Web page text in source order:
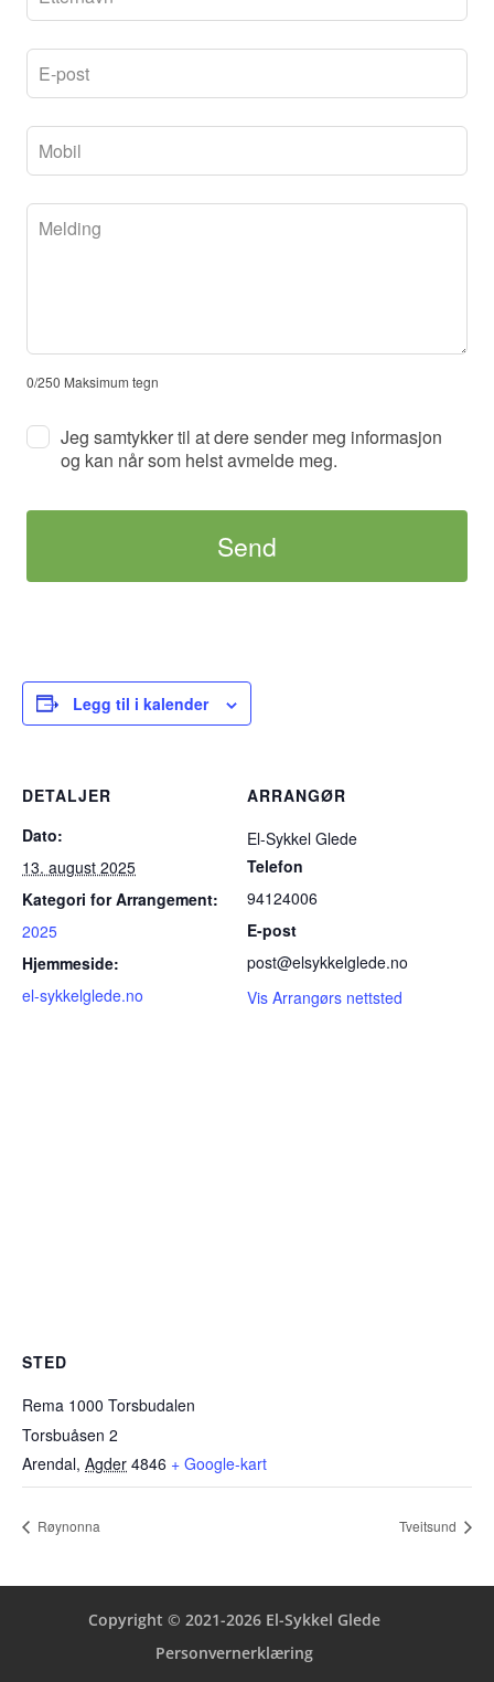
0/250 Maksimum tegn
Jeg samtykker til at dere sender meg informasjon
og kan når som helst avmelde meg.
Send
Legg til i kalender
DETALJER
Dato:
13. august 2025
Kategori for Arrangement:
2025
Hjemmeside:
el-sykkelglede.no
ARRANGØR
El-Sykkel Glede
Telefon
94124006
E-post
post@elsykkelglede.no
Vis Arrangørs nettsted
STED
Rema 1000 Torsbudalen
Torsbuåsen 2
Arendal, Agder 4846 + Google-kart
Røynonna Tveitsund
Copyright © 2021-2026 El-Sykkel Glede
Personvernerklæring